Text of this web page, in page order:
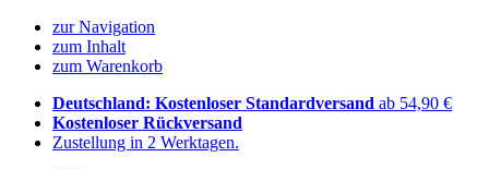
zur Navigation
zum Inhalt
zum Warenkorb
Deutschland: Kostenloser Standardversand ab 54,90 €
Kostenloser Rückversand
Zustellung in 2 Werktagen.